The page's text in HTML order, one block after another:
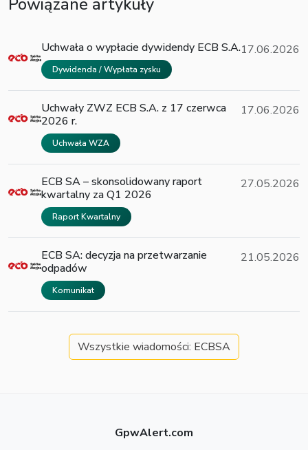
Uchwała o wypłacie dywidendy ECB S.A.
Dywidenda / Wypłata zysku
17.06.2026
Uchwały ZWZ ECB S.A. z 17 czerwca
2026 r.
Uchwała WZA
17.06.2026
ECB SA – skonsolidowany raport
kwartalny za Q1 2026
Raport Kwartalny
27.05.2026
ECB SA: decyzja na przetwarzanie
odpadów
Komunikat
21.05.2026
Wszystkie wiadomości: ECBSA
GpwAlert.com